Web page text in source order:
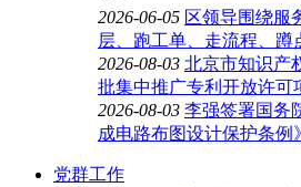
2026-06-05 区领导围绕服
层、跑工单、走流程、蹲
2026-08-03 北京市知识产
批集中推广专利开放许可
2026-08-03 李强签署国务
成电路布图设计保护条例》
党群工作